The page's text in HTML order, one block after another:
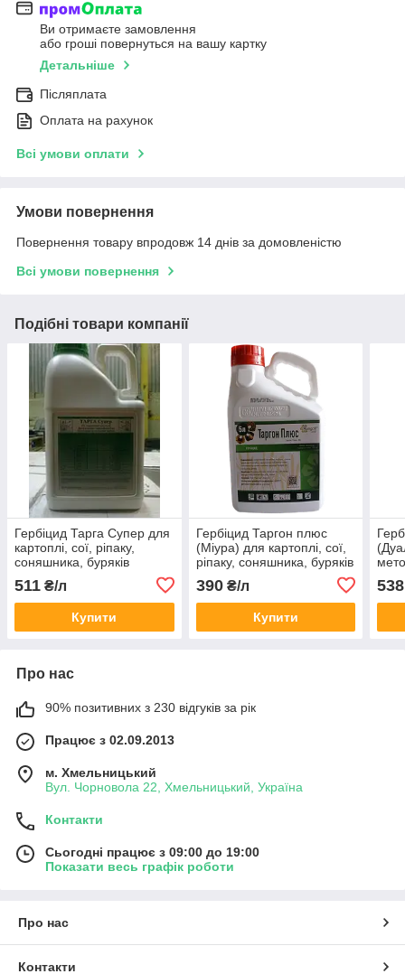
Ви отримаєте замовлення
або гроші повернуться на вашу картку
Детальніше
Післяплата
Оплата на рахунок
Всі умови оплати
Умови повернення
Повернення товару впродовж 14 днів за домовленістю
Всі умови повернення
Подібні товари компанії
Гербіцид Тарга Супер для
картоплі, сої, ріпаку,
соняшника, буряків
(Хізалофоп-П-етил: 50 г/л)
511 ₴/л
Купити
Гербіцид Таргон плюс
(Міура) для картоплі, сої,
ріпаку, соняшника, буряків
( хізалофоп-п-етил, 125 г/
л)
390₴/л
Купити
538
Про нас
90% позитивних з 230 відгуків за рік
Працює з 02.09.2013
м. Хмельницький
Вул. Чорновола 22, Хмельницький, Україна
Контакти
Сьогодні працює з 09:00 до 19:00
Показати весь графік роботи
Про нас
Контакти